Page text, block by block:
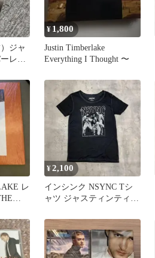
ジャ
レイ
¥1,800
Justin Timberlake
Everything I Thought 〜
レ
¥2,100
インシンク NSYNC Tシ
ャツ ジャスティンティン